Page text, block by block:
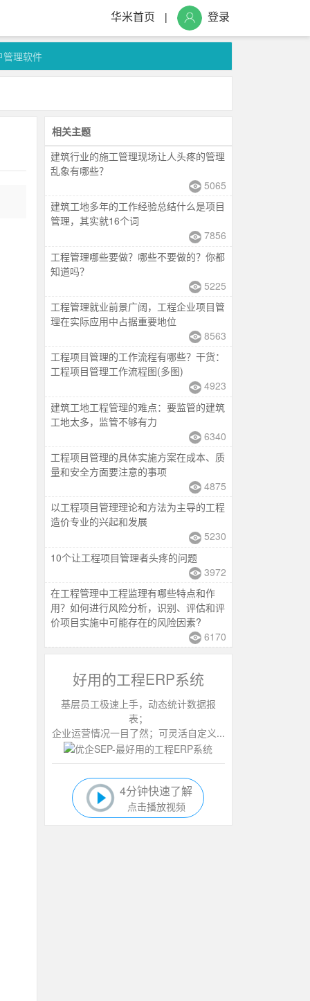
华米首页 | 登录
管理软件
相关主题
建筑行业的施工管理现场让人头疼的管理
乱象有哪些？
5065
建筑工地多年的工作经验总结什么是项目
管理，其实就16个词
7856
工程管理哪些要做？哪些不要做的？你都
知道吗？
5225
工程管理就业前景广阔，工程企业项目管
理在实际应用中占据重要地位
8563
工程项目管理的工作流程有哪些？干货：
工程项目管理工作流程图(多图)
4923
建筑工地工程管理的难点：要监管的建筑
工地太多，监管不够有力
6340
工程项目管理的具体实施方案在成本、质
量和安全方面要注意的事项
4875
以工程项目管理理论和方法为主导的工程
造价专业的兴起和发展
5230
10个让工程项目管理者头疼的问题
3972
在工程管理中工程监理有哪些特点和作
用？如何进行风险分析，识别、评估和评
价项目实施中可能存在的风险因素?
6170
好用的工程ERP系统
基层员工极速上手，动态统计数据报
表；
企业运营情况一目了然；可灵活自定义...
4分钟快速了解
点击播放视频